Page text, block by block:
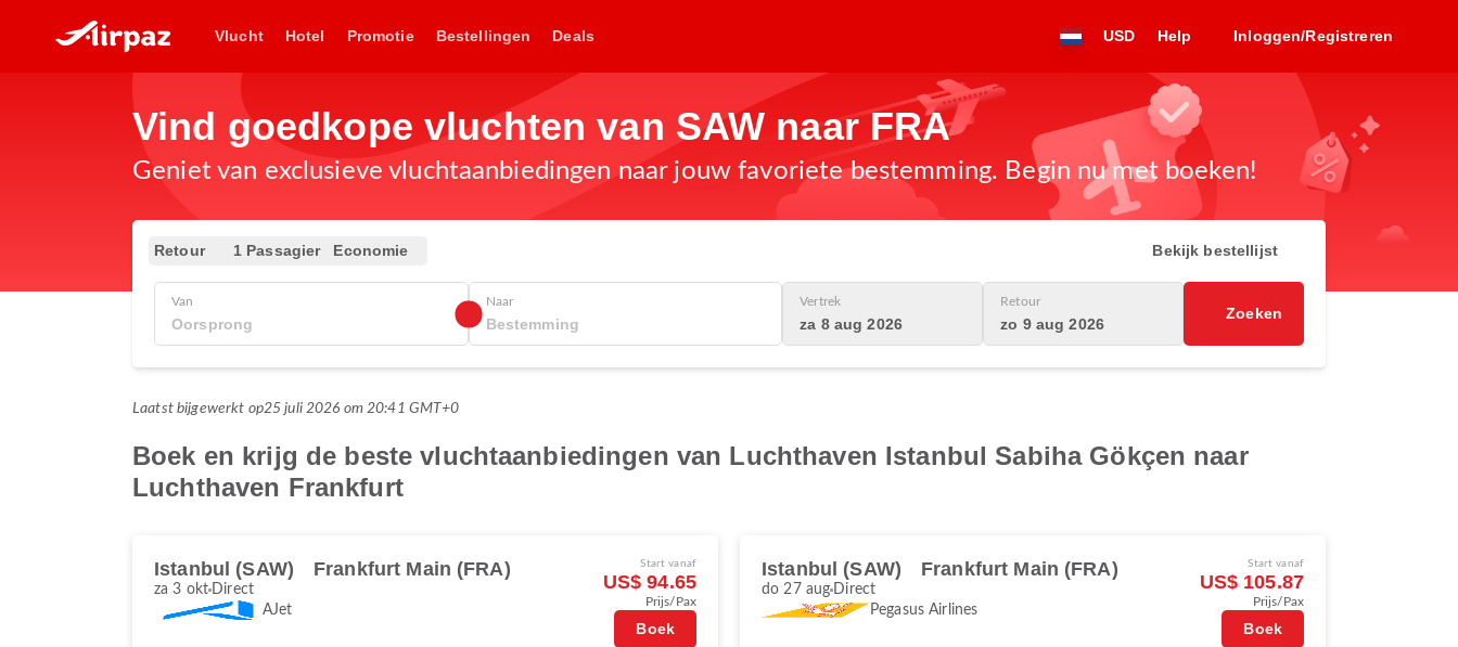
Vlucht Hotel Promotie Bestellingen Deals USD Help Inloggen/Registreren
Vind goedkope vluchten van SAW naar FRA
Geniet van exclusieve vluchtaanbiedingen naar jouw favoriete bestemming. Begin nu met boeken!
Retour 1 Passagier Economie Bekijk bestellijst
Van Naar Vertrek
za 8 aug 2026
Retour
zo 9 aug 2026
Zoeken
Laatst bijgewerkt op25 juli 2026 om 20:41 GMT+0
Boek en krijg de beste vluchtaanbiedingen van Luchthaven Istanbul Sabiha Gökçen naar
Luchthaven Frankfurt
Istanbul (SAW) Frankfurt Main (FRA)
za 3 okt Direct
AJet
Start vanaf
US$ 94.65
Prijs/Pax
Boek
Istanbul (SAW) Frankfurt Main (FRA)
do 27 aug Direct
Pegasus Airlines
Start vanaf
US$ 105.87
Prijs/Pax
Boek